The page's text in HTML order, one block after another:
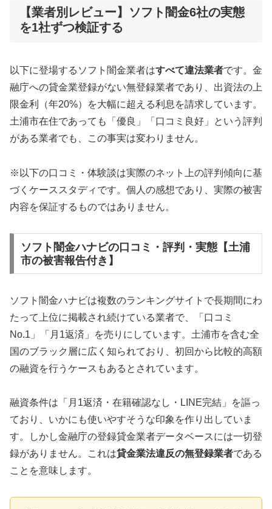
【業者別レビュー】ソフト闇金6社の実態
を1社ずつ検証する
以下に登場するソフト闇金業者はすべて違法業者です。金
融庁への貸金業登録がない無登録業者であり、出資法の上
限金利（年20%）を大幅に超える利息を請求しています。
土浦市在住であっても「優良」「口コミ良好」という評判
がある業者でも、この事実は変わりません。
※以下の口コミ・体験談は実際のネット上の評判傾向に基
づくケーススタディです。個人の感想であり、実際の被害
内容を保証するものではありません。
ソフト闇金ハナビの口コミ・評判・実態【土浦
市の被害報告付き】
ソフト闇金ハナビは複数のランキングサイトで長期間にわ
たって上位に掲載され続けている業者で、「口コミ
No.1」「月1返済」を売りにしています。土浦市を含む全
国のブラック層に広く知られており、初回から比較的高額
の融資を行うケースもあるとされています。
融資条件は「月1返済・在籍確認なし・LINE完結」を謳っ
ており、いかにも使いやすそうな印象を作り出していま
す。しかし金融庁の登録貸金業者データベースには一切登
録がありません。これは貸金業法違反の無登録業者である
ことを意味します。